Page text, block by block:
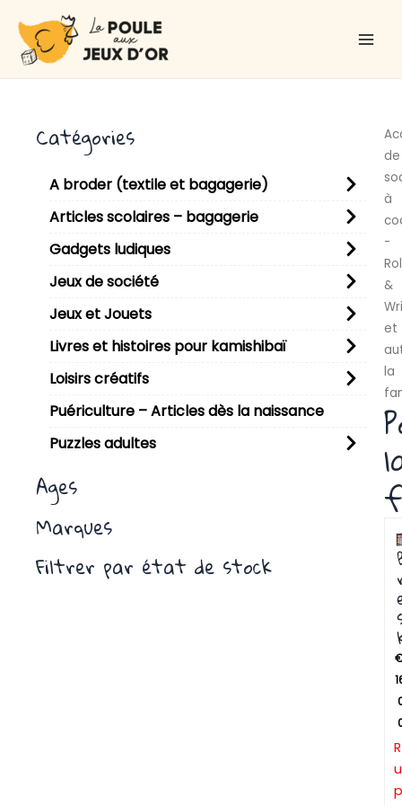
contenu
Catégories
A broder (textile et bagagerie)
Articles scolaires – bagagerie
Gadgets ludiques
Jeux de société
Jeux et Jouets
Livres et histoires pour kamishibaï
Loisirs créatifs
Puériculture – Articles dès la naissance
Puzzles adultes
Ages
Marques
Filtrer par état de stock
de
à
-
&
et
la
R
u
p